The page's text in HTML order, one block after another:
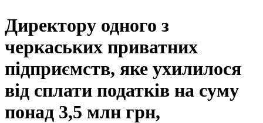
Директору одного з
черкаських приватних
підприємств, яке ухилилося
від сплати податків на суму
понад 3,5 млн грн,